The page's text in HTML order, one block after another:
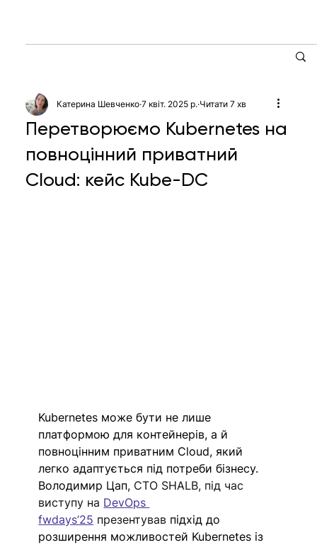
Перетворюємо Kubernetes на
повноцінний приватний
Cloud: кейс Kube-DC
Катерина Шевченко 7 квіт. 2025 р. Читати 7 хв
Kubernetes може бути не лише
платформою для контейнерів, а й
повноцінним приватним Cloud, який
легко адаптується під потреби бізнесу.
Володимир Цап, CTO SHALB, під час
виступу на DevOps
fwdays’25 презентував підхід до
розширення можливостей Kubernetes із